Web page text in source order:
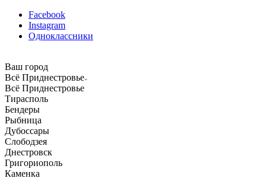
Facebook
Instagram
Одноклассники
Ваш город
Всё Приднестровье
Всё Приднестровье
Тирасполь
Бендеры
Рыбница
Дубоссары
Слободзея
Днестровск
Григориополь
Каменка